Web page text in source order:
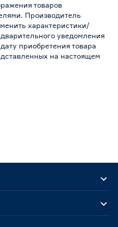
товаров
Производитель
характеристики/
уведомления
приобретения товара
на настоящем